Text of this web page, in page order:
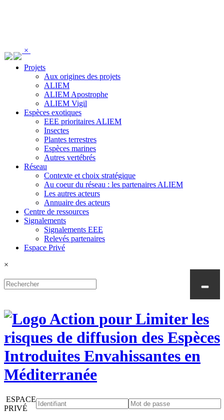
×
Projets
Aux origines des projets
ALIEM
ALIEM Apostrophe
ALIEM Vigil
Espèces exotiques
EEE prioritaires ALIEM
Insectes
Plantes terrestres
Espèces marines
Autres vertébrés
Réseau
Contexte et choix stratégique
Au coeur du réseau : les partenaires ALIEM
Les autres acteurs
Annuaire des acteurs
Centre de ressources
Signalements
Signalements EEE
Relevés partenaires
Espace Privé
×
ESPACE
PRIVÉ